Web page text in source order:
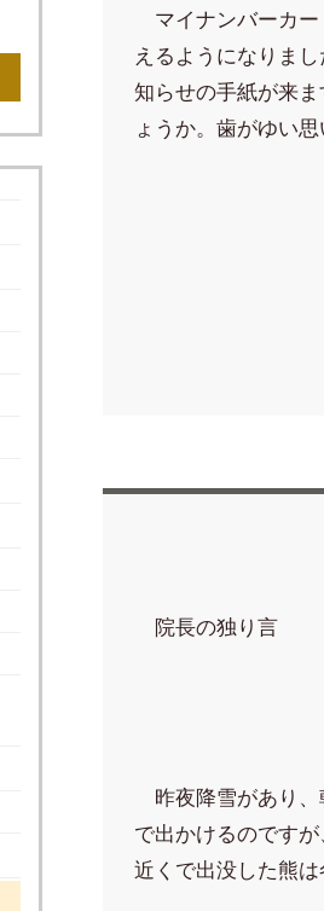
マイナンバーカー
えるようになりま
知らせの手紙が来
ょうか。歯がゆい
院長の独り言
昨夜降雪があり、
で出かけるのです
近くで出没した熊